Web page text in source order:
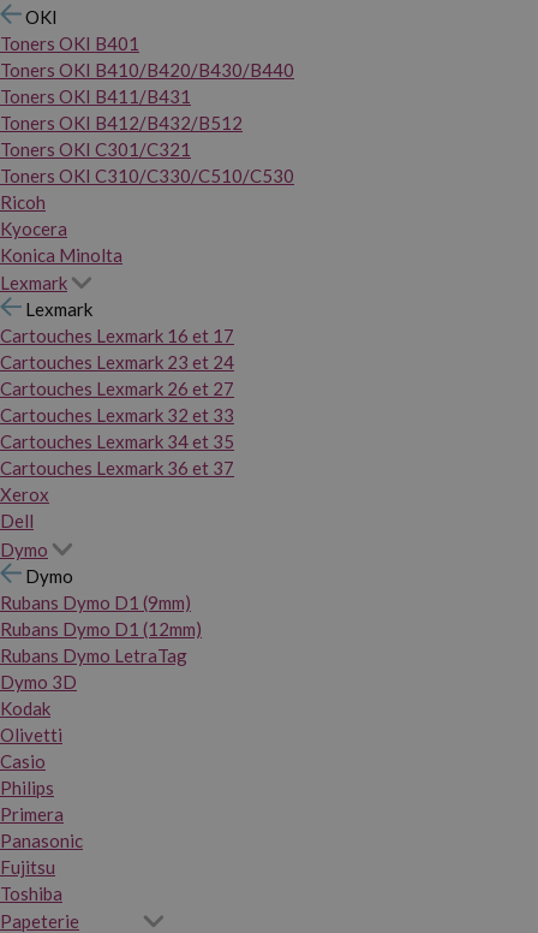
OKI
Toners OKI B401
Toners OKI B410/B420/B430/B440
Toners OKI B411/B431
Toners OKI B412/B432/B512
Toners OKI C301/C321
Toners OKI C310/C330/C510/C530
Ricoh
Kyocera
Konica Minolta
Lexmark
Lexmark
Cartouches Lexmark 16 et 17
Cartouches Lexmark 23 et 24
Cartouches Lexmark 26 et 27
Cartouches Lexmark 32 et 33
Cartouches Lexmark 34 et 35
Cartouches Lexmark 36 et 37
Xerox
Dell
Dymo
Dymo
Rubans Dymo D1 (9mm)
Rubans Dymo D1 (12mm)
Rubans Dymo LetraTag
Dymo 3D
Kodak
Olivetti
Casio
Philips
Primera
Panasonic
Fujitsu
Toshiba
Papeterie